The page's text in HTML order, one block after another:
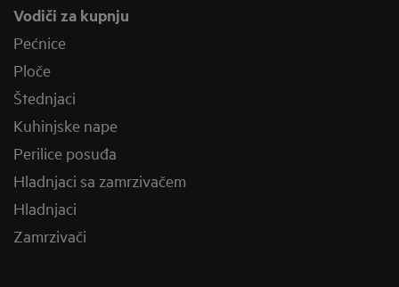
Vodiči za kupnju
Pećnice
Ploče
Štednjaci
Kuhinjske nape
Perilice posuđa
Hladnjaci sa zamrzivačem
Hladnjaci
Zamrzivači